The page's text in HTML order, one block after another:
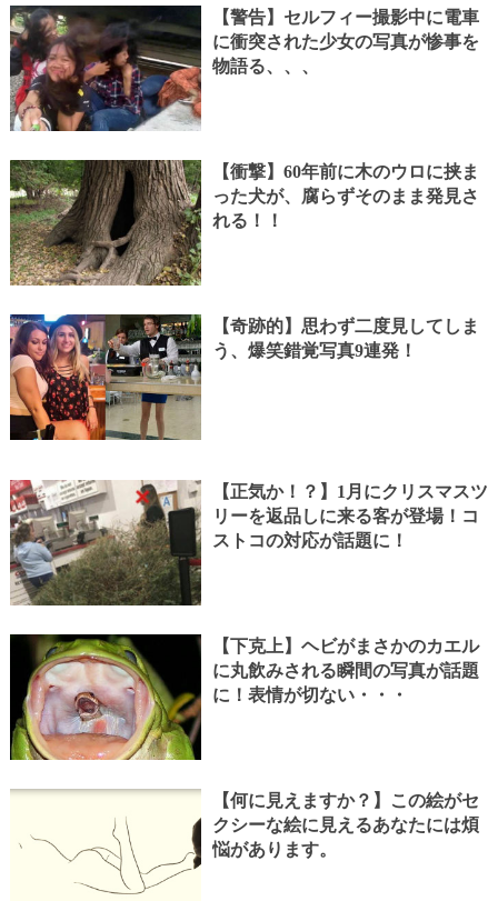
【警告】セルフィー撮影中に電車
に衝突された少女の写真が惨事を
物語る、、、
【衝撃】60年前に木のウロに挟ま
った犬が、腐らずそのまま発見さ
れる！！
【奇跡的】思わず二度見してしま
う、爆笑錯覚写真9連発！
【正気か！？】1月にクリスマスツ
リーを返品しに来る客が登場！コ
ストコの対応が話題に！
【下克上】ヘビがまさかのカエル
に丸飲みされる瞬間の写真が話題
に！表情が切ない・・・
【何に見えますか？】この絵がセ
クシーな絵に見えるあなたには煩
悩があります。